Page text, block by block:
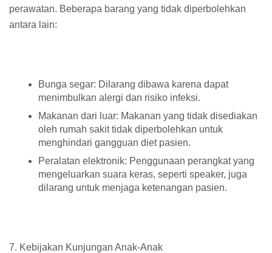
perawatan. Beberapa barang yang tidak diperbolehkan
antara lain:
Bunga segar: Dilarang dibawa karena dapat
menimbulkan alergi dan risiko infeksi.
Makanan dari luar: Makanan yang tidak disediakan
oleh rumah sakit tidak diperbolehkan untuk
menghindari gangguan diet pasien.
Peralatan elektronik: Penggunaan perangkat yang
mengeluarkan suara keras, seperti speaker, juga
dilarang untuk menjaga ketenangan pasien.
7. Kebijakan Kunjungan Anak-Anak